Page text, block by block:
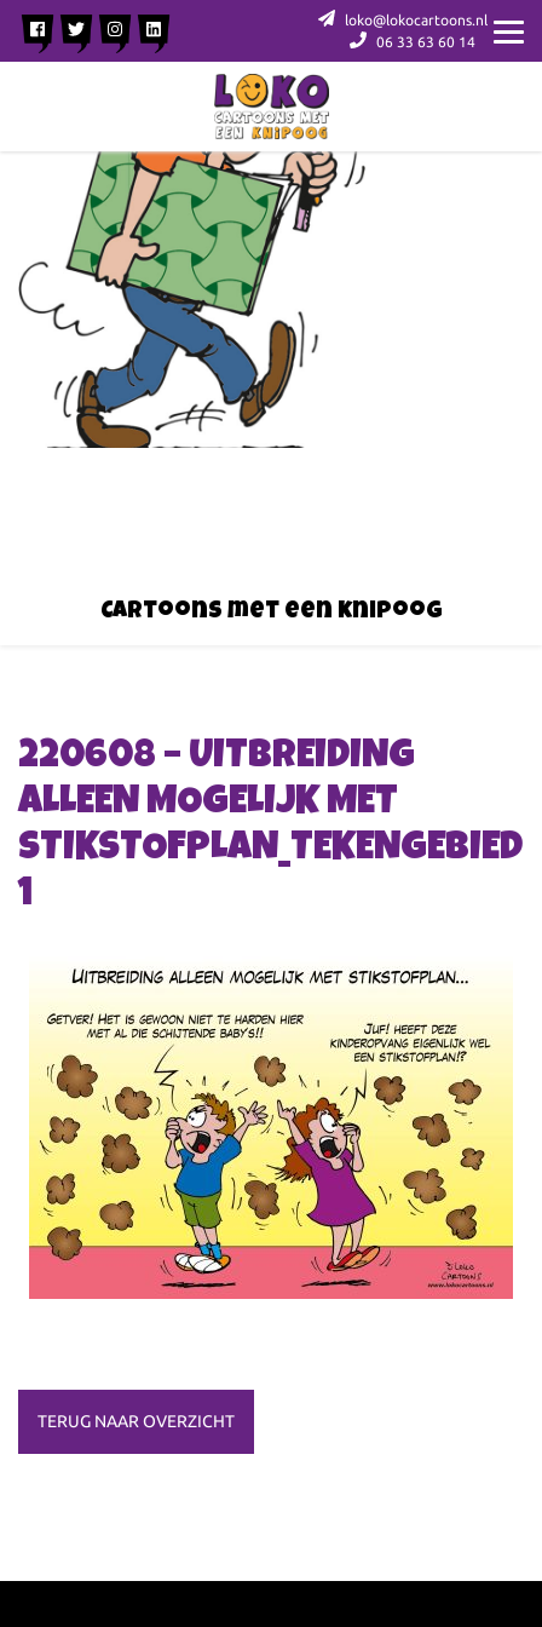
loko@lokocartoons.nl
06 33 63 60 14
Cartoons met een knipoog
220608 – UITBREIDING
ALLEEN MOGELIJK MET
STIKSTOFPLAN_TEKENGEBIED
1
TERUG NAAR OVERZICHT